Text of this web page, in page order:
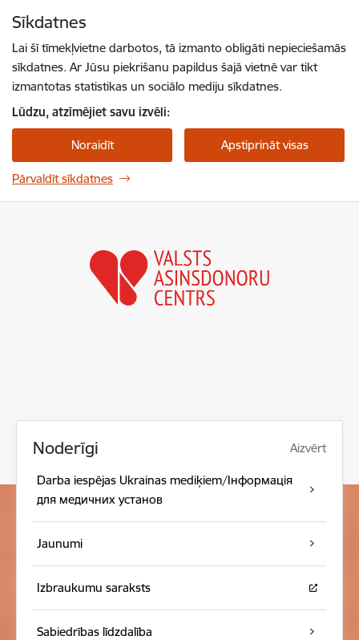
Sīkdatnes
Lai šī tīmekļvietne darbotos, tā izmanto obligāti nepieciešamās
sīkdatnes. Ar Jūsu piekrišanu papildus šajā vietnē var tikt
izmantotas statistikas un sociālo mediju sīkdatnes.
Lūdzu, atzīmējiet savu izvēli:
Noraidīt Apstiprināt visas
Pārvaldīt sīkdatnes
Noderīgi Aizvērt
Darba iespējas Ukrainas mediķiem/Інформація
для медичних установ
Jaunumi
Izbraukumu saraksts
Sabiedrības līdzdalība